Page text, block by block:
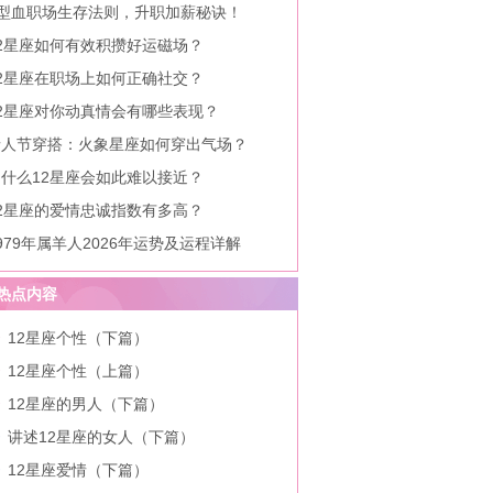
血职场生存法则，升职加薪秘诀！
座如何有效积攒好运磁场？
座在职场上如何正确社交？
座对你动真情会有哪些表现？
节穿搭：火象星座如何穿出气场？
么12星座会如此难以接近？
座的爱情忠诚指数有多高？
年属羊人2026年运势及运程详解
点内容
12星座个性（下篇）
12星座个性（上篇）
12星座的男人（下篇）
讲述12星座的女人（下篇）
12星座爱情（下篇）